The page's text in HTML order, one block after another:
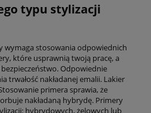
typu stylizacji
wymaga stosowania odpowiednich
które usprawnią twoją pracę, a
Odpowiednie
trwałość nakładanej emalii. Lakier
primera sprawia, że
nakładaną hybrydę. Primery
hybrydowych, żelowych lub